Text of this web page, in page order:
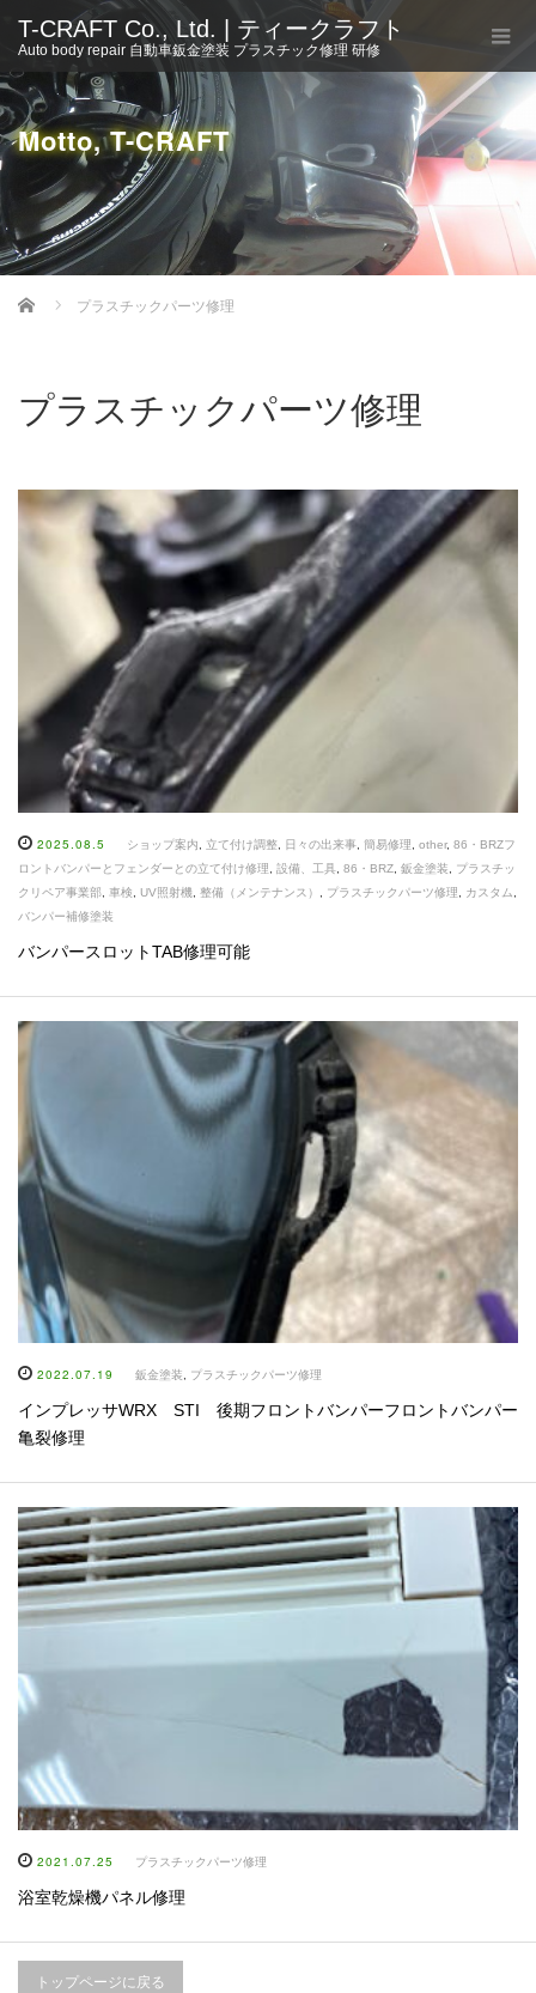
T-CRAFT Co., Ltd. | ティークラフト
Auto body repair 自動車鈑金塗装 プラスチック修理 研修
Motto, T-CRAFT
Home プラスチックパーツ修理
プラスチックパーツ修理
2025.08.5 ショップ案内 立て付け調整 日々の出来事 簡易修理 other, 86・BRZフ
ロントバンパーとフェンダーとの立て付け修理
設備、工具 86・BRZ 鈑金塗装
プラスチッ
クリペア事業部
車検 UV照射機 整備（メンテナンス） プラスチックパーツ修理 カスタム
バンパー補修塗装
バンパースロットTAB修理可能
2022.07.19 鈑金塗装, プラスチックパーツ修理
インプレッサWRX STI 後期フロントバンパーフロントバンパー
亀裂修理
2021.07.25 プラスチックパーツ修理
浴室乾燥機パネル修理
トップページに戻る